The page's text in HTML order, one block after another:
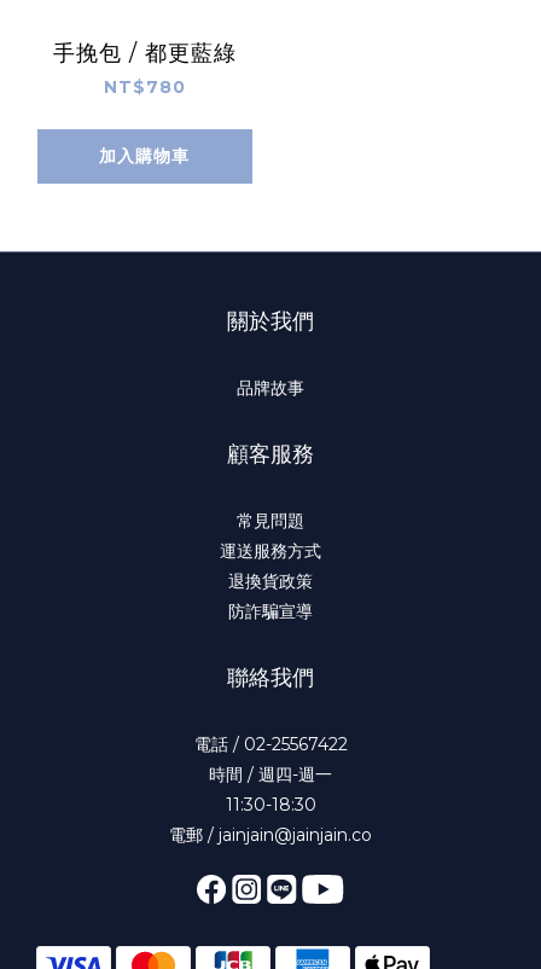
手挽包 / 都更藍綠
NT$780
加入購物車
關於我們
品牌故事
顧客服務
常見問題
運送服務方式
退換貨政策
防詐騙宣導
聯絡我們
電話 / 02-25567422
時間 / 週四-週一
11:30-18:30
電郵 / jainjain@jainjain.co